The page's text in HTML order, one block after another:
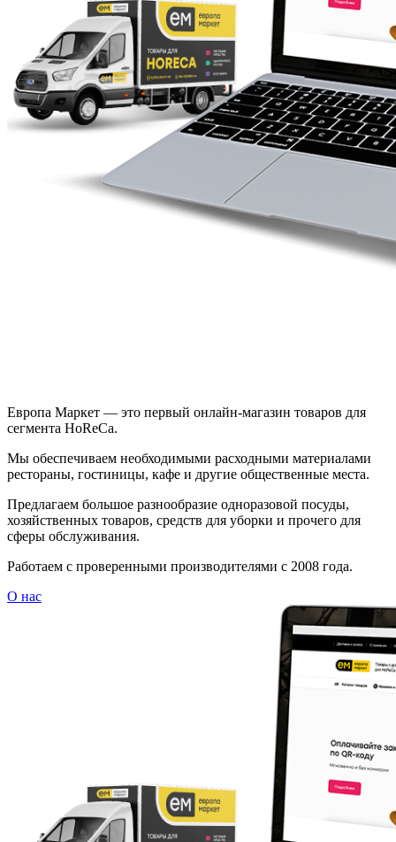
Европа Маркет — это первый онлайн-магазин товаров для
сегмента HoReCa.
Мы обеспечиваем необходимыми расходными материалами
рестораны, гостиницы, кафе и другие общественные места.
Предлагаем большое разнообразие одноразовой посуды,
хозяйственных товаров, средств для уборки и прочего для
сферы обслуживания.
Работаем с проверенными производителями с 2008 года.
О нас